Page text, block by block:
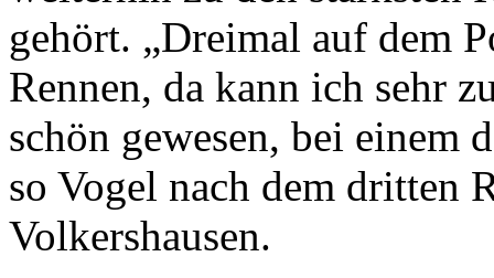
gehört. „Dreimal auf dem
Rennen, da kann ich sehr
schön gewesen, bei einem
so Vogel nach dem dritten
Volkershausen.